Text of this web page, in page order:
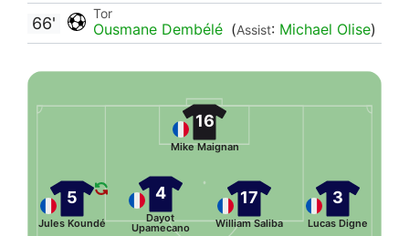
Tor
Ousmane Dembélé (Assist: Michael Olise)
66'
16
Mike Maignan
3
Lucas Digne
17
William Saliba
4
Dayot
Upamecano
5
Jules Koundé